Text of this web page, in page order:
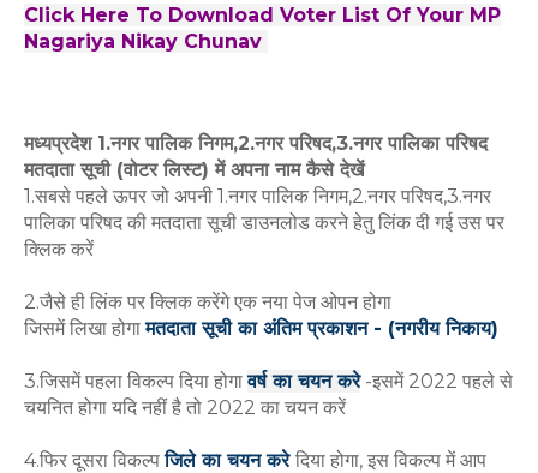
Click Here To Download Voter List Of Your MP
Nagariya Nikay Chunav
मध्यप्रदेश 1.नगर पालिक निगम,2.नगर परिषद,3.नगर पालिका परिषद
मतदाता सूची (वोटर लिस्ट) में अपना नाम कैसे देखें
1.सबसे पहले ऊपर जो अपनी 1.नगर पालिक निगम,2.नगर परिषद,3.नगर
पालिका परिषद की मतदाता सूची डाउनलोड करने हेतु लिंक दी गई उस पर
क्लिक करें
2.जैसे ही लिंक पर क्लिक करेंगे एक नया पेज ओपन होगा
जिसमें लिखा होगामतदाता सूची का अंतिम प्रकाशन - (नगरीय निकाय)
3.जिसमें पहला विकल्प दिया होगावर्ष का चयन करे-इसमें 2022 पहले से
चयनित होगा यदि नहीं है तो 2022 का चयन करें
4.फिर दूसरा विकल्पजिले का चयन करे दिया होगा, इस विकल्प में आप